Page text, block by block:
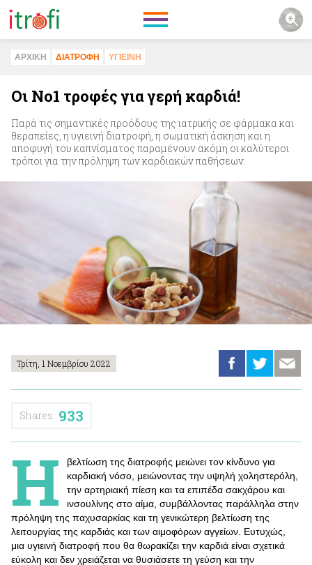
ΑΡΧΙΚΗ ΔΙΑΤΡΟΦΗ ΥΓΙΕΙΝΗ
Οι Νο1 τροφές για γερή καρδιά!
Παρά τις σημαντικές προόδους της ιατρικής σε φάρμακα και
θεραπείες, η υγιεινή διατροφή, η σωματική άσκηση και η
αποφυγή του καπνίσματος παραμένουν ακόμη οι καλύτεροι
τρόποι για την πρόληψη των καρδιακών παθήσεων.
Τρίτη, 1 Νοεμβρίου 2022
Shares: 933
Η
βελτίωση της διατροφής μειώνει τον κίνδυνο για
καρδιακή νόσο, μειώνοντας την υψηλή χοληστερόλη,
την αρτηριακή πίεση και τα επιπέδα σακχάρου και
ινσουλίνης στο αίμα, συμβάλλοντας παράλληλα στην
πρόληψη της παχυσαρκίας και τη γενικώτερη βελτίωση της
λειτουργίας της καρδιάς και των αιμοφόρων αγγείων. Ευτυχώς,
μια υγιεινή διατροφή που θα θωρακίζει την καρδιά είναι σχετικά
εύκολη και δεν χρειάζεται να θυσιάσετε τη γεύση και την